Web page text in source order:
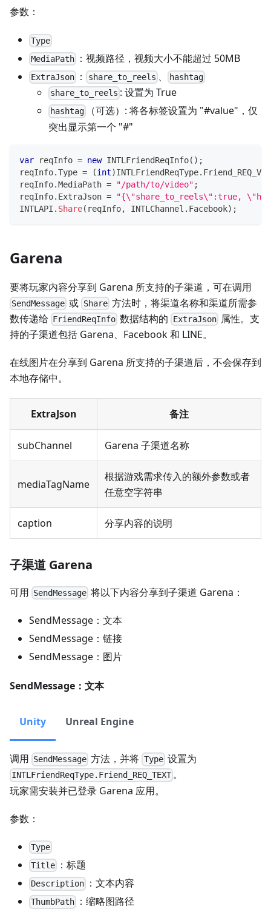
参数：
Type
MediaPath
：视频路径，视频大小不能超过 50MB
ExtraJson ： share_to_reels 、
hashtag
share_to_reels : 设置为 True
hashtag
（可选）: 将各标签设置为 "#value"，仅
突出显示第一个 "#"
var reqInfo = new INTLFriendReqInfo( ) ;
reqInfo.Type = (int)INTLFriendReqType.
reqInfo.MediaPath = "/path/to/video" ;
reqInfo. ExtraJson =
"{\"share_to_reels\":true,
INTLAPI . Share( reqInfo, INTLChannel . Facebook) ;
Garena
要将玩家内容分享到 Garena 所支持的子渠道，可在调用
SendMessage 或 Share方法时，将渠道名称和渠道所需参
数传递给 FriendReqInfo 数据结构的 ExtraJson属性。支
持的子渠道包括 Garena、Facebook 和 LINE。
在线图片在分享到 Garena 所支持的子渠道后，不会保存到
本地存储中。
ExtraJson 备注
subChannel Garena 子渠道名称
mediaTagName
根据游戏需求传入的额外参数或者
任意空字符串
caption 分享内容的说明
子渠道 Garena
可用 SendMessage 将以下内容分享到子渠道 Garena：
SendMessage：文本
SendMessage：链接
SendMessage：图片
SendMessage：文本
Unity Unreal Engine
调用 SendMessage 方法，并将 Type设置为
INTLFriendReqType.Friend_REQ_TEXT 。
玩家需安装并已登录 Garena 应用。
参数：
Type
Title
：标题
Description ：文本内容
ThumbPath ：缩略图路径